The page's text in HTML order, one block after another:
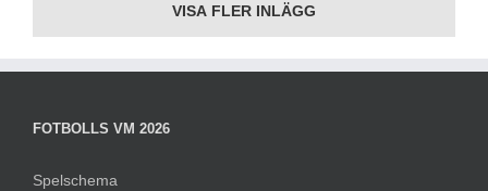
VISA FLER INLÄGG
FOTBOLLS VM 2026
Spelschema